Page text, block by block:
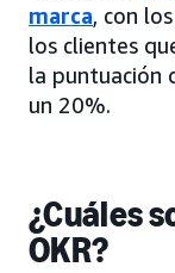
marca, con
los clientes
la puntuación
un 20%.
¿Cuáles
OKR?